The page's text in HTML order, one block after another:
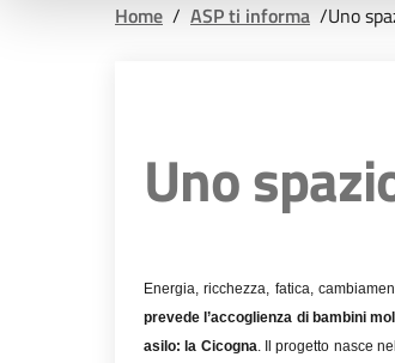
Home / ASP ti informa /Uno
Uno
Energia, ricchezza, fatica,
prevede l’accoglienza di bambini
asilo: la Cicogna. Il progetto nasce